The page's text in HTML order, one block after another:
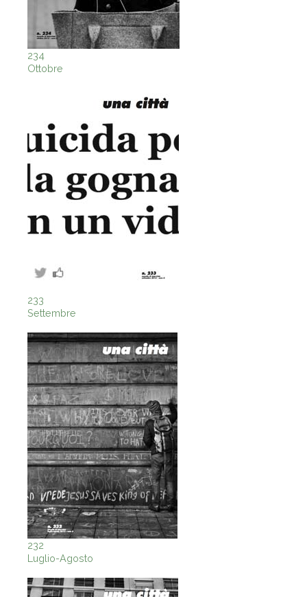
234
Ottobre
233
Settembre
232
Luglio-Agosto